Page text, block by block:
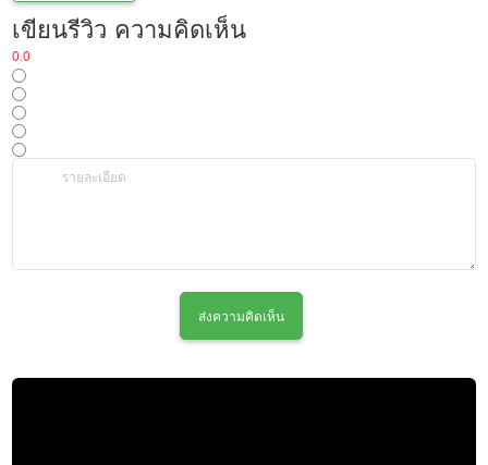
เขียนรีวิว ความคิดเห็น
0.0
ส่งความคิดเห็น